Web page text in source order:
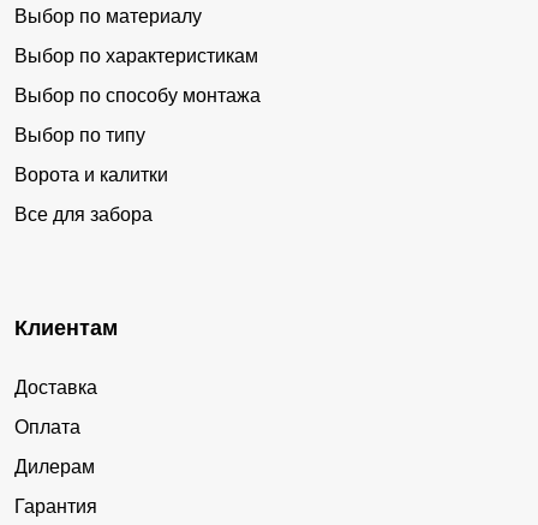
Выбор по материалу
Выбор по характеристикам
Выбор по способу монтажа
Выбор по типу
Ворота и калитки
Все для забора
Клиентам
Доставка
Оплата
Дилерам
Гарантия